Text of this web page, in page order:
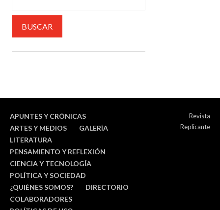
APUNTES Y CRÓNICAS
ARTES Y MEDIOS
GALERÍA
LITERATURA
PENSAMIENTO Y REFLEXIÓN
CIENCIA Y TECNOLOGÍA
POLÍTICA Y SOCIEDAD
¿QUIÉNES SOMOS?
DIRECTORIO
COLABORADORES
Revista
Replicante